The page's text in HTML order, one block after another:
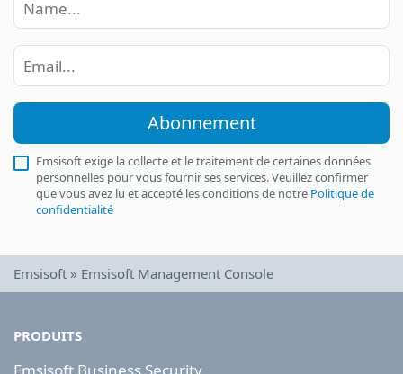
Abonnement
Emsisoft exige la collecte et le traitement de certaines données
personnelles pour vous fournir ses services. Veuillez confirmer
que vous avez lu et accepté les conditions de notre Politique de
confidentialité
Emsisoft » Emsisoft Management Console
PRODUITS